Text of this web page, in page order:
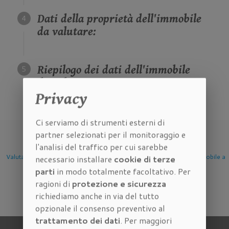
Dati della proprietà dell'immobile
da valutare:
Riepilogo dei dati dell'immobile
da valutare:
Valutazione Immobile a
Firenze
Valutazione Immobile a
Scandicci
Valutazione
Sesto
Privacy
Ci serviamo di strumenti esterni di
partner selezionati per il monitoraggio e
l'analisi del traffico per cui sarebbe
necessario installare cookie di terze
parti in modo totalmente facoltativo. Per
ragioni di protezione e sicurezza
richiediamo anche in via del tutto
opzionale il consenso preventivo al
trattamento dei dati. Per maggiori